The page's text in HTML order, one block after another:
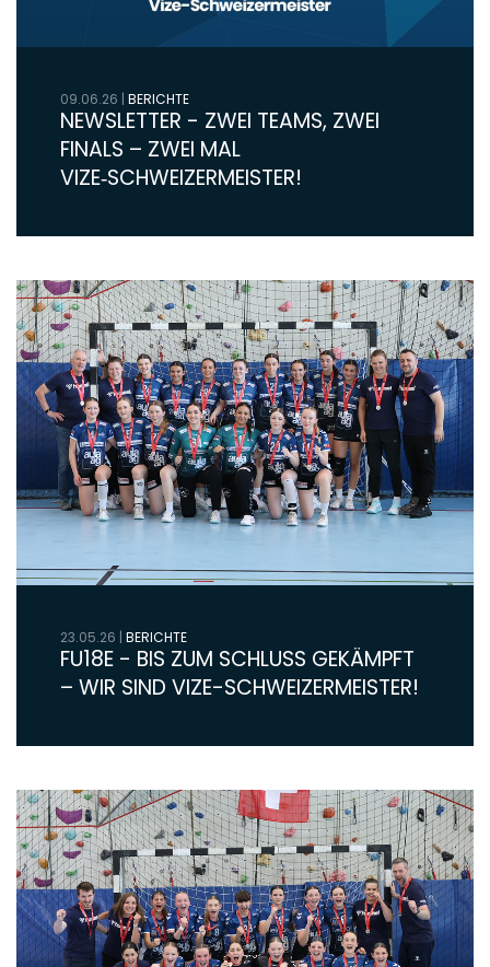
09.06.26 | BERICHTE
NEWSLETTER - ZWEI TEAMS, ZWEI
FINALS – ZWEI MAL
VIZE‑SCHWEIZERMEISTER!
23.05.26 | BERICHTE
FU18E - BIS ZUM SCHLUSS GEKÄMPFT
– WIR SIND VIZE-SCHWEIZERMEISTER!